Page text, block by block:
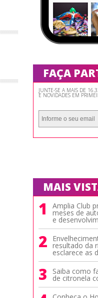
FAÇA
JUNTE-SE A MAIS DE
E NOVIDADES EM
MAIS
1 Amplia Club
meses de
e
2 resultado da
esclarece as
3 Saiba como
de citronela